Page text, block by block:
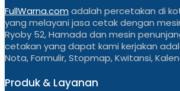
FullWarna.com adalah percetakan di
yang melayani jasa cetak dengan
Ryoby 52, Hamada dan mesin
cetakan yang dapat kami kerjakan
Nota, Formulir, Stopmap, Kwitansi,
Produk & Layanan